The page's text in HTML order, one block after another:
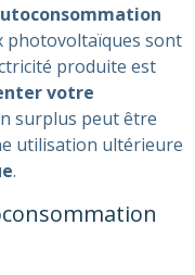
photovoltaïques sont
produite est
votre
surplus peut être
utilisation ultérieure
.